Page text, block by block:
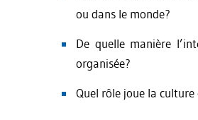
ou dans le monde?
De quelle manière
organisée?
Quel rôle joue la